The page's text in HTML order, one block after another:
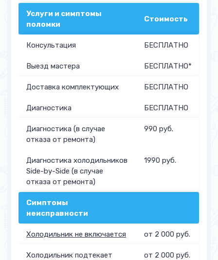
Услуги и симптомы
поломки
Стоимость
Консультация БЕСПЛАТНО
Выезд мастера БЕСПЛАТНО*
Доставка комплектующих БЕСПЛАТНО
Диагностика БЕСПЛАТНО
Диагностика (в случае
отказа от ремонта)
990 руб.
Диагностика холодильников
Side-by-Side (в случае
отказа от ремонта)
1990 руб.
Симптомы
неисправности
Холодильник не включается от 2 000 руб.
Холодильник подтекает от 2 000 руб.